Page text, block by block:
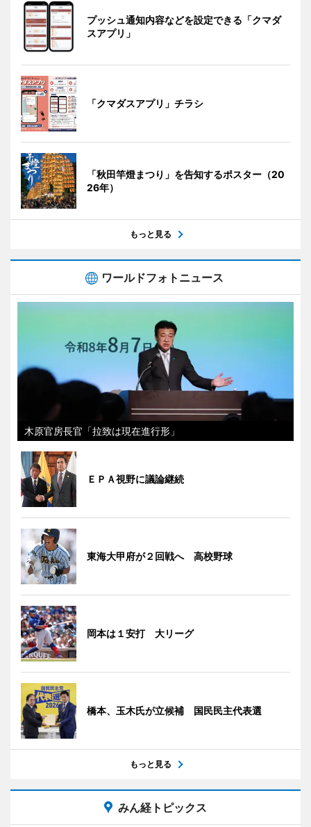
プッシュ通知内容などを設定できる「クマダ
スアプリ」
「クマダスアプリ」チラシ
「秋田竿燈まつり」を告知するポスター（20
26年）
もっと見る
ワールドフォトニュース
木原官房長官「拉致は現在進行形」
ＥＰＡ視野に議論継続
東海大甲府が２回戦へ 高校野球
岡本は１安打 大リーグ
橋本、玉木氏が立候補 国民民主代表選
もっと見る
みん経トピックス